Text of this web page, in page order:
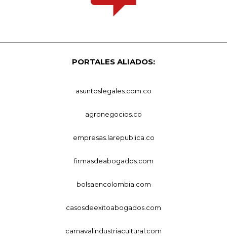
PORTALES ALIADOS:
asuntoslegales.com.co
agronegocios.co
empresas.larepublica.co
firmasdeabogados.com
bolsaencolombia.com
casosdeexitoabogados.com
carnavalindustriacultural.com